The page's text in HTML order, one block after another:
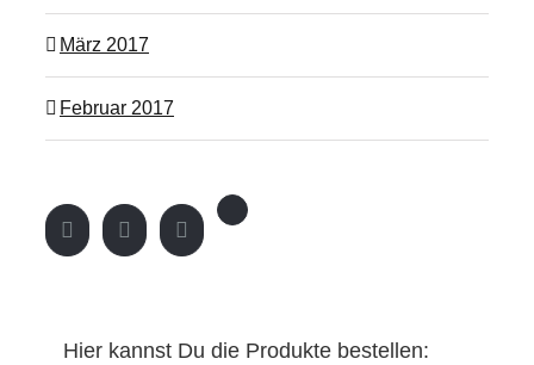
März 2017
Februar 2017
Hier kannst Du die Produkte bestellen: